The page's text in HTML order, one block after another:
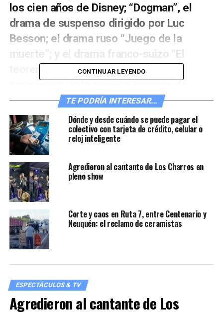
los cien años de Disney; “Dogman”, el
drama de suspenso dirigido por Luc
Besson; el drama ruso “Juego de la
muerte”; y el drama franco-suizo “El
teorema de Marguerite”; son las
novedades de la primera semana de
2024.
“Wish: el poder de los deseos”
Comedia musical animada de Walt Disney Animation
Studios, que celebra los 100 años de Disney y le rinde
homenaje, mediante su historia, sus personajes y su
estilo de animación, al legendario estudio. El film
CONTINUAR LEYENDO
TE PODRÍA INTERESAR...
Dónde y desde cuándo se puede pagar el
colectivo con tarjeta de crédito, celular o
reloj inteligente
Agredieron al cantante de Los Charros en
pleno show
Corte y caos en Ruta 7, entre Centenario y
Neuquén: el reclamo de ceramistas
ESPECTÁCULOS & TV
Agredieron al cantante de Los